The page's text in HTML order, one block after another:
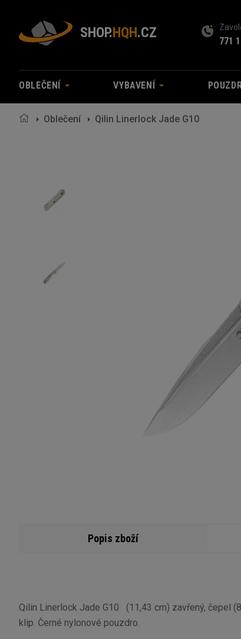
SHOP.HQH.CZ
771
OBLEČENÍ VYBAVENÍ
Oblečení Qilin Linerlock Jade G10
Popis zboží
Qilin Linerlock Jade G10 (11,43 cm) zavřený, čepel
klip. Černé nylonové pouzdro.